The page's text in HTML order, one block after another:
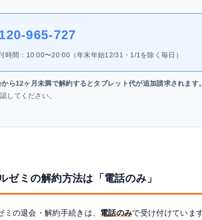
965-727
時間：10:00〜20:00（年末年始12/31・1/1を除く毎日）
から12ヶ月未満で解約するとタブレット代が追加請求されます
してください。
ゼミの解約方法は「電話のみ」
ミの退会・解約手続きは、電話のみで受け付けていま